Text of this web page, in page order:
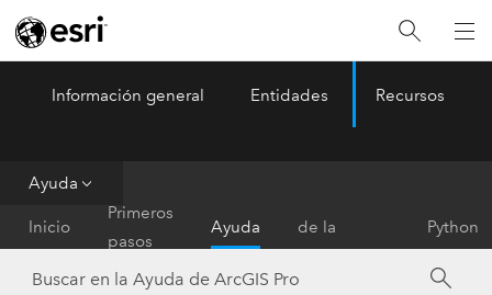
ArcGIS Pro Menu
Información general Entidades Recursos
Ayuda
Inicio
Primeros
pasos
Ayuda
de la
herramienta
Python